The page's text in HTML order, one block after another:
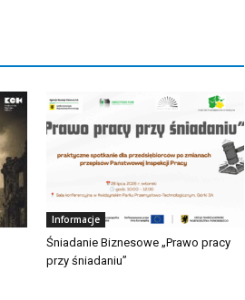
Informacje
Śniadanie Biznesowe „Prawo pracy
przy śniadaniu”